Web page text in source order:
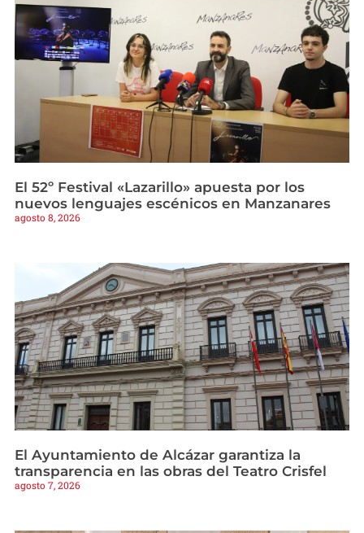
El 52º Festival «Lazarillo» apuesta por los
nuevos lenguajes escénicos en Manzanares
agosto 8, 2026
El Ayuntamiento de Alcázar garantiza la
transparencia en las obras del Teatro Crisfel
agosto 7, 2026